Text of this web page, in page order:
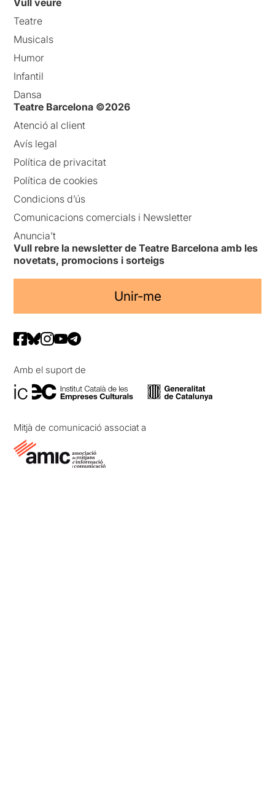
Vull veure
Teatre
Musicals
Humor
Infantil
Dansa
Teatre Barcelona ©2026
Atenció al client
Avís legal
Política de privacitat
Política de cookies
Condicions d’ús
Comunicacions comercials i Newsletter
Anuncia’t
Vull rebre la newsletter de Teatre Barcelona amb les
novetats, promocions i sorteigs
Unir-me
Amb el suport de
Mitjà de comunicació associat a